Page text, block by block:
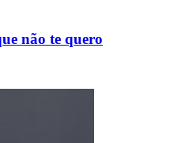
não te quero